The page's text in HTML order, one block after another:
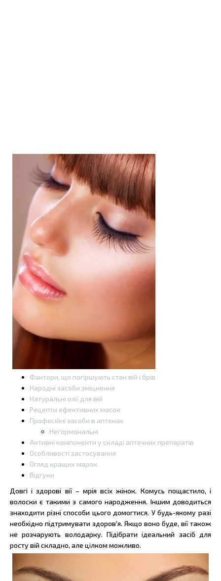
Фактори, що погіршують стан вій і брів
Народні засоби зміцнення
Натуральні олії для вій
Рецепти ефективних масок
Професійні засоби в аптеках
Негормональні
Активні компоненти у складі аптечних препаратів
Особливості застосування
Огляд кращих марок
Відгуки
Довгі і здорові вії – мрія всіх жінок. Комусь пощастило, і
волоски є такими з самого народження. Іншим доводиться
знаходити різні способи цього домогтися. У будь-якому разі
необхідно підтримувати здоров'я. Якщо воно буде, вії також
не розчарують володарку. Підібрати ідеальний засіб для
росту вій складно, але цілком можливо.